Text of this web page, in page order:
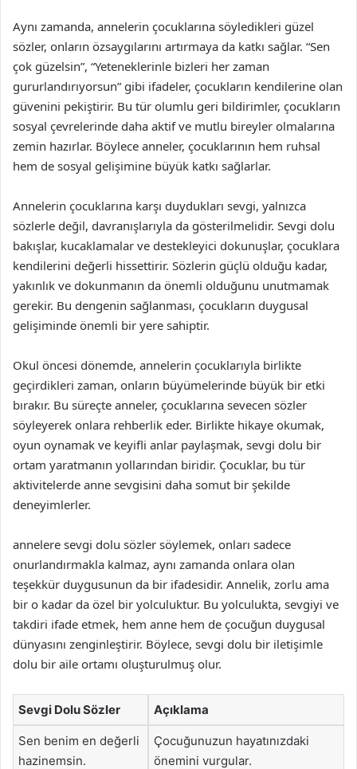
Aynı zamanda, annelerin çocuklarına söyledikleri güzel
sözler, onların özsaygılarını artırmaya da katkı sağlar. “Sen
çok güzelsin”, “Yeteneklerinle bizleri her zaman
gururlandırıyorsun” gibi ifadeler, çocukların kendilerine olan
güvenini pekiştirir. Bu tür olumlu geri bildirimler, çocukların
sosyal çevrelerinde daha aktif ve mutlu bireyler olmalarına
zemin hazırlar. Böylece anneler, çocuklarının hem ruhsal
hem de sosyal gelişimine büyük katkı sağlarlar.
Annelerin çocuklarına karşı duydukları sevgi, yalnızca
sözlerle değil, davranışlarıyla da gösterilmelidir. Sevgi dolu
bakışlar, kucaklamalar ve destekleyici dokunuşlar, çocuklara
kendilerini değerli hissettirir. Sözlerin güçlü olduğu kadar,
yakınlık ve dokunmanın da önemli olduğunu unutmamak
gerekir. Bu dengenin sağlanması, çocukların duygusal
gelişiminde önemli bir yere sahiptir.
Okul öncesi dönemde, annelerin çocuklarıyla birlikte
geçirdikleri zaman, onların büyümelerinde büyük bir etki
bırakır. Bu süreçte anneler, çocuklarına sevecen sözler
söyleyerek onlara rehberlik eder. Birlikte hikaye okumak,
oyun oynamak ve keyifli anlar paylaşmak, sevgi dolu bir
ortam yaratmanın yollarından biridir. Çocuklar, bu tür
aktivitelerde anne sevgisini daha somut bir şekilde
deneyimlerler.
annelere sevgi dolu sözler söylemek, onları sadece
onurlandırmakla kalmaz, aynı zamanda onlara olan
teşekkür duygusunun da bir ifadesidir. Annelik, zorlu ama
bir o kadar da özel bir yolculuktur. Bu yolculukta, sevgiyi ve
takdiri ifade etmek, hem anne hem de çocuğun duygusal
dünyasını zenginleştirir. Böylece, sevgi dolu bir iletişimle
dolu bir aile ortamı oluşturulmuş olur.
Sevgi Dolu Sözler Açıklama
Sen benim en değerli
hazinemsin.
Çocuğunuzun hayatınızdaki
önemini vurgular.